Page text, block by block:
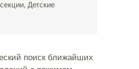
Детские
поиск ближайших